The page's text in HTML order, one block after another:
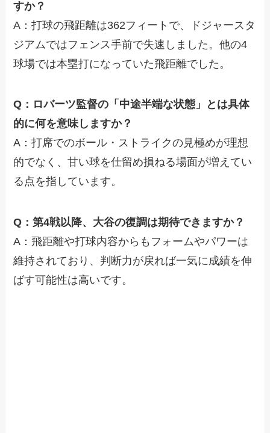
すか？
A：打球の飛距離は362フィートで、ドジャースタ
ジアムではフェンス手前で失速しました。他の4
球場では本塁打になっていた飛距離でした。
Q：ロバーツ監督の「中途半端な状態」とは具体
的に何を意味しますか？
A：打席でのボール・ストライクの見極めが理想
的でなく、甘い球を仕留め損ねる場面が増えてい
る点を指しています。
Q：第4戦以降、大谷の復調は期待できますか？
A：飛距離や打球内容からもフォームやパワーは
維持されており、判断力が戻れば一気に成績を伸
ばす可能性は高いです。